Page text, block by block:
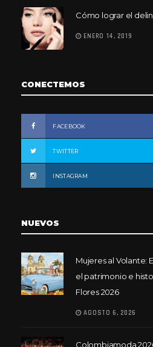
Cómo lograr el
ENERO 14, 2019
CONECTEMOS
FACEBOOK
TWITTER
INSTAGRAM
NUEVOS
Mujeres al Volante:
el patrimonio e
Flores 2026
AGOSTO 6, 2026
Colombiamoda